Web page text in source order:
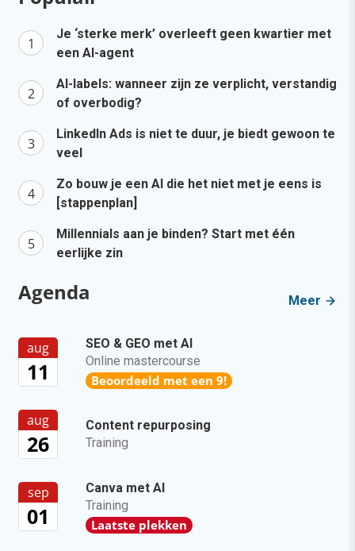
Je ‘sterke merk’ overleeft geen kwartier met
een AI-agent
AI-labels: wanneer zijn ze verplicht, verstandig
of overbodig?
LinkedIn Ads is niet te duur, je biedt gewoon te
veel
Zo bouw je een AI die het niet met je eens is
[stappenplan]
Millennials aan je binden? Start met één
eerlijke zin
Agenda Meer
aug
11
SEO & GEO met AI
Online mastercourse
Beoordeeld met een 9!
aug
26
Content repurposing
Training
sep
01
Canva met AI
Training
Laatste plekken